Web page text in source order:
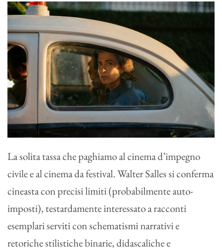
La solita tassa che paghiamo al cinema d’impegno
civile e al cinema da festival. Walter Salles si conferma
cineasta con precisi limiti (probabilmente auto-
imposti), testardamente interessato a racconti
esemplari serviti con schematismi narrativi e
retoriche stilistiche binarie, didascaliche e